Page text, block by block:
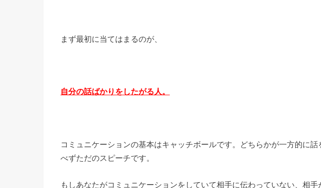
まず最初に当てはまるのが、
自分の話ばかりをしたがる人。
コミュニケーションの基本はキャッチボールです。どちらかが一方的に
べずただのスピーチです。
もしあなたがコミュニケーションをしていて相手に伝わっていない、相